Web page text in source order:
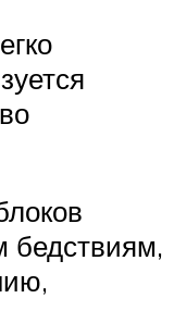
бедствиям,